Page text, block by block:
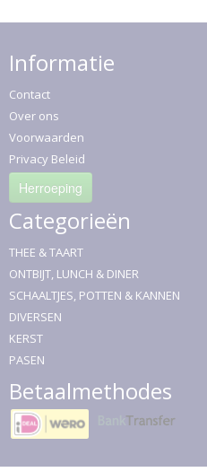
Informatie
Contact
Over ons
Voorwaarden
Privacy Beleid
Herroeping
Categorieën
THEE & TAART
ONTBIJT, LUNCH & DINER
SCHAALTJES, POTTEN & KANNEN
DIVERSEN
KERST
PASEN
Betaalmethodes